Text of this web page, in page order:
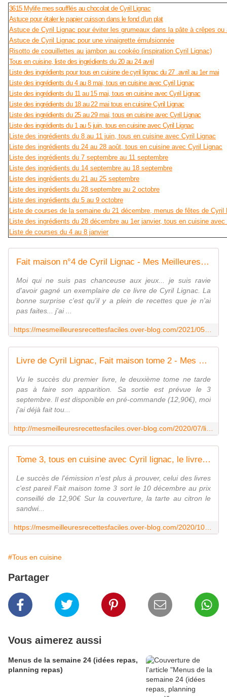
3615 Mylife mes soufflés au chocolat de Cyril Lignac
Astuce pour étaler le papier cuisson dans le fond d'un plat
Astuce de Cyril Lignac pour éviter les grumeaux dans la pâte à crêpes ou
Astuce de Cyril Lignac pour une vinaigrette émulsionnée
Risotto de coquillettes au jambon au cookéo (inspiration Cyril Lignac)
Tous en cuisine, liste des ingrédients du 20 au 24 avril
Liste des ingrédients pour tous en cuisine de cyril lignac du 27 .avril au 1er mai
Liste des ingrédients du 4 au 8 mai, tous en cuisine avec Cyril Lignac
Liste des ingrédients du 11 au 15 mai, tous en cuisine avec Cyril Lignac
Liste des ingrédients du 18 au 22 mai tous en cuisine Cyril Lignac
Liste des ingrédients du 25 au 29 mai, tous en cuisine avec Cyril Lignac
Liste des ingrédients du 1 au 5 juin, tous en cuisine avec Cyril Lignac
Liste des ingrédients du 8 au 11 juin, tous en cuisine avec Cyril Lignac
Liste des ingrédients du 24 au 28 août, tous en cuisine avec Cyril Lignac
Liste des ingrédients du 7 septembre au 11 septembre
Liste des ingrédients du 14 septembre au 18 septembre
Liste des ingrédients du 21 au 25 septembre
Liste des ingrédients du 28 septembre au 2 octobre
Liste des ingrédients du 5 au 9 octobre
Liste de courses de la semaine du 21 décembre, menus de fêtes de Cyril
Liste des ingrédients du 28 décembre au 1er janvier, tous en cuisine
Liste de courses du 4 au 8 janvier
Fait maison n°4 de Cyril Lignac - Mes Meilleures Recettes Faciles
Moi qui ne suis pas chanceuse aux jeux... je suis ravie
d'avoir gagné un exemplaire de ce livre de Cyril Lignac. La
bonne surprise c'est qu'il y a plein de recettes que je n'ai
pas faites... j'ai ...
Livre de Cyril Lignac, Fait maison tome 2 - Mes Meilleures Recettes Faciles
Vu le succès du premier livre, le deuxième tome ne tarde
pas à faire son apparition. Sa sortie est prévue le 3
septembre. Il est disponible en pré-commande (12,90€), moi
j'ai déjà fait tou...
Tome 3, tous en cuisine avec Cyril lignac, le livre Fait maison tome 3 disponible - Mes Meilleures Recettes Faciles
Le succès de l'émission n'est plus à prouver, celui des livres
c'est pareil Fait maison tome 3 sort le 10 décembre au prix
conseillé de 12,90€ Sur la couverture, la tarte au citron le
sandwi...
#Tous en cuisine
Partager
Vous aimerez aussi
Menus de la semaine 24 (idées repas,
planning repas)